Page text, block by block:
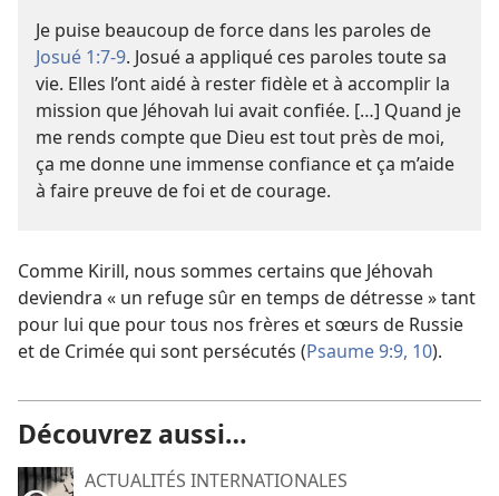
Je puise beaucoup de force dans les paroles de
Josué 1:7-9. Josué a appliqué ces paroles toute sa
vie. Elles l’ont aidé à rester fidèle et à accomplir la
mission que Jéhovah lui avait confiée. […] Quand je
me rends compte que Dieu est tout près de moi,
ça me donne une immense confiance et ça m’aide
à faire preuve de foi et de courage.
Comme Kirill, nous sommes certains que Jéhovah
deviendra « un refuge sûr en temps de détresse » tant
pour lui que pour tous nos frères et sœurs de Russie
et de Crimée qui sont persécutés (Psaume 9:9, 10).
Découvrez aussi…
ACTUALITÉS INTERNATIONALES